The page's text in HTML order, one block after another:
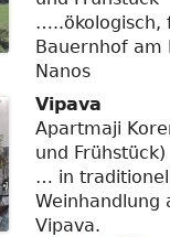
…..ökologisch,
Bauernhof am
Nanos
Vipava
Apartmaji
und Frühstück)
… in
Weinhandlung
Vipava.